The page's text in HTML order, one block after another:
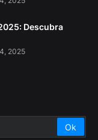
Descubra
2025